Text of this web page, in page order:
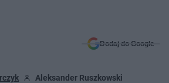
Dodaj do Google
Aleksander Ruszkowski